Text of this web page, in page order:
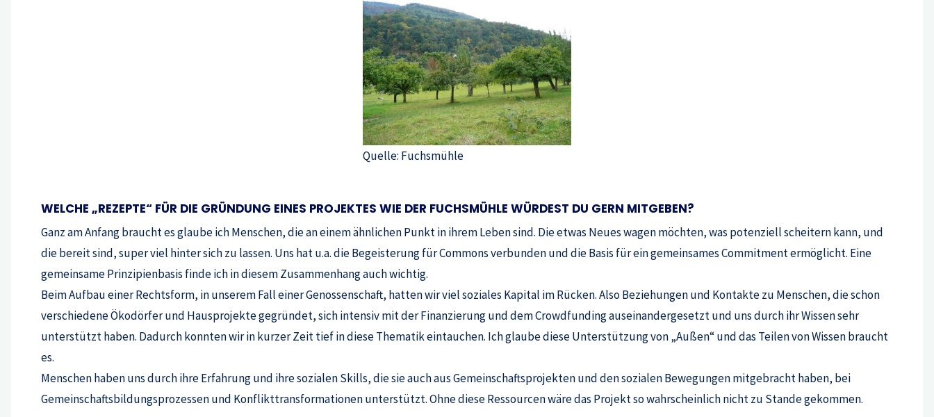
Quelle: Fuchsmühle
WELCHE „REZEPTE“ FÜR DIE GRÜNDUNG EINES PROJEKTES WIE DER FUCHSMÜHLE WÜRDEST DU GERN MITGEBEN?
Ganz am Anfang braucht es glaube ich Menschen, die an einem ähnlichen Punkt in ihrem Leben sind. Die etwas Neues wagen möchten, was potenziell scheitern kann, und
die bereit sind, super viel hinter sich zu lassen. Uns hat u.a. die Begeisterung für Commons verbunden und die Basis für ein gemeinsames Commitment ermöglicht. Eine
gemeinsame Prinzipienbasis finde ich in diesem Zusammenhang auch wichtig.
Beim Aufbau einer Rechtsform, in unserem Fall einer Genossenschaft, hatten wir viel soziales Kapital im Rücken. Also Beziehungen und Kontakte zu Menschen, die schon
verschiedene Ökodörfer und Hausprojekte gegründet, sich intensiv mit der Finanzierung und dem Crowdfunding auseinandergesetzt und uns durch ihr Wissen sehr
unterstützt haben. Dadurch konnten wir in kurzer Zeit tief in diese Thematik eintauchen. Ich glaube diese Unterstützung von „Außen“ und das Teilen von Wissen braucht
es.
Menschen haben uns durch ihre Erfahrung und ihre sozialen Skills, die sie auch aus Gemeinschaftsprojekten und den sozialen Bewegungen mitgebracht haben, bei
Gemeinschaftsbildungsprozessen und Konflikttransformationen unterstützt. Ohne diese Ressourcen wäre das Projekt so wahrscheinlich nicht zu Stande gekommen.